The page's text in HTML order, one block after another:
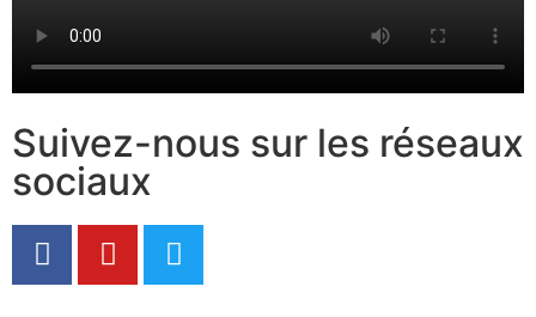
Suivez-nous sur les réseaux
sociaux